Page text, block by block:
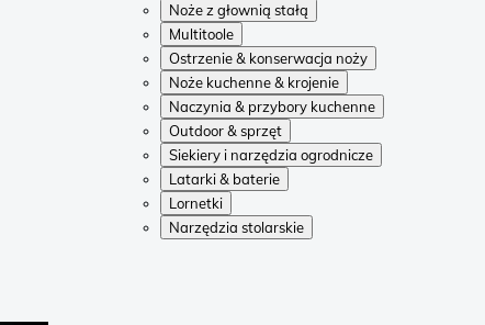
Noże z głownią stałą
Multitoole
Ostrzenie & konserwacja noży
Noże kuchenne & krojenie
Naczynia & przybory kuchenne
Outdoor & sprzęt
Siekiery i narzędzia ogrodnicze
Latarki & baterie
Lornetki
Narzędzia stolarskie